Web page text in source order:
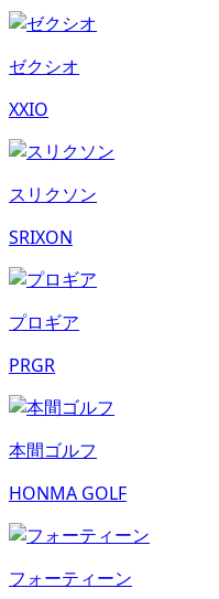
ゼクシオ
XXIO
スリクソン
SRIXON
プロギア
PRGR
本間ゴルフ
HONMA GOLF
フォーティーン